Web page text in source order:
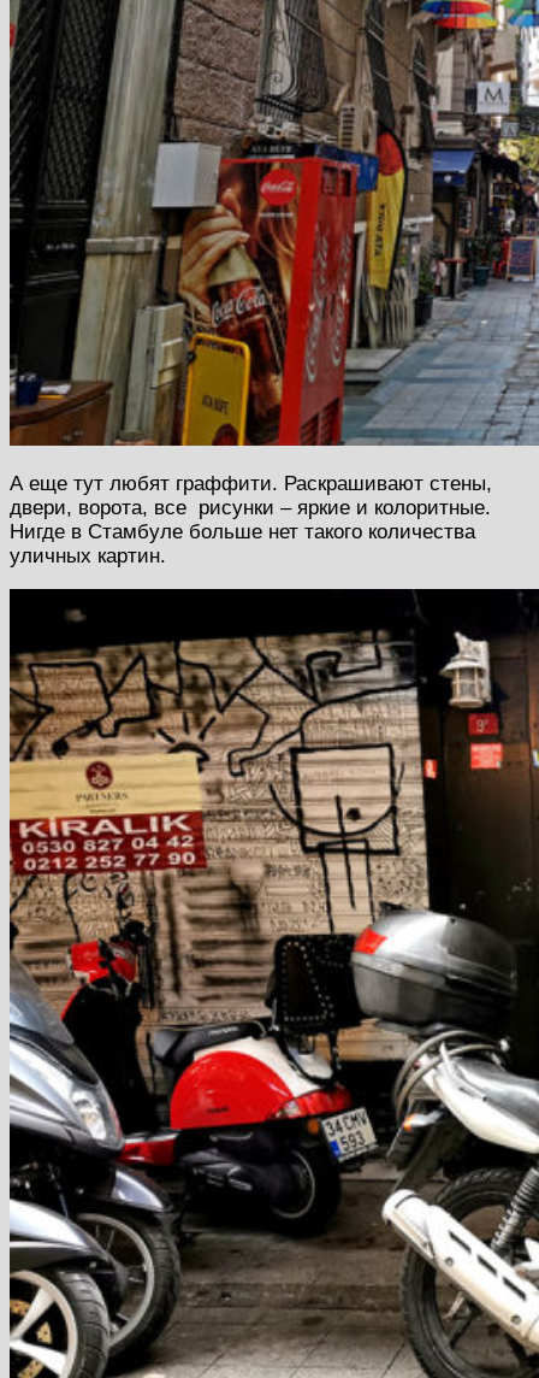
А еще тут любят граффити. Раскрашивают стены,
двери, ворота, все рисунки – яркие и колоритные.
Нигде в Стамбуле больше нет такого количества
уличных картин.